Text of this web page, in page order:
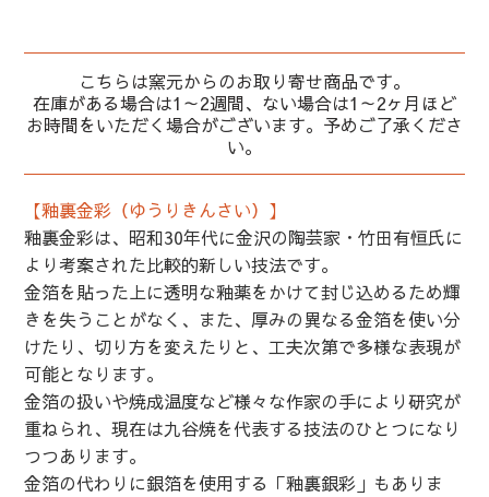
こちらは窯元からのお取り寄せ商品です。
在庫がある場合は1～2週間、ない場合は1～2ヶ月ほど
お時間をいただく場合がございます。予めご了承くださ
い。
【釉裏金彩（ゆうりきんさい）】
釉裏金彩は、昭和30年代に金沢の陶芸家・竹田有恒氏に
より考案された比較的新しい技法です。
金箔を貼った上に透明な釉薬をかけて封じ込めるため輝
きを失うことがなく、また、厚みの異なる金箔を使い分
けたり、切り方を変えたりと、工夫次第で多様な表現が
可能となります。
金箔の扱いや焼成温度など様々な作家の手により研究が
重ねられ、現在は九谷焼を代表する技法のひとつになり
つつあります。
金箔の代わりに銀箔を使用する「釉裏銀彩」もありま